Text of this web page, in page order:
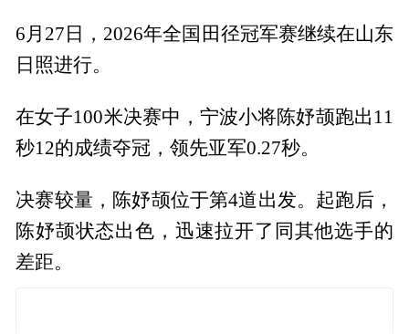
6月27日，2026年全国田径冠军赛继续在山东
日照进行。
在女子100米决赛中，宁波小将陈妤颉跑出11
秒12的成绩夺冠，领先亚军0.27秒。
决赛较量，陈妤颉位于第4道出发。起跑后，
陈妤颉状态出色，迅速拉开了同其他选手的
差距。